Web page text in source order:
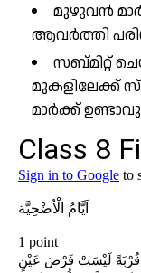
മുഴുവൻ
ആവർത്തി
സബ്മിറ്റ്
മുകളിലേക്ക്
മാർക്ക്